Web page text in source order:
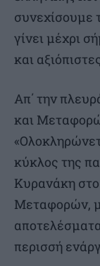
συνεχίσουμε
γίνει μέχρι
και
Απ΄ την
και
κύκλος της
Κυρανάκη
Μεταφορών,
περισσή